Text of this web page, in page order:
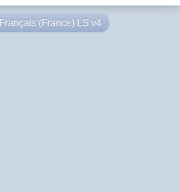
Français (France) LS v4